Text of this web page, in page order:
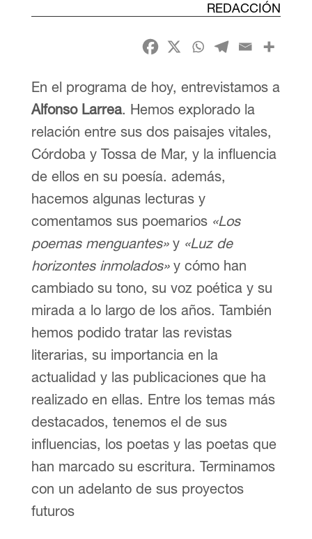
REDACCIÓN
En el programa de hoy, entrevistamos a
Alfonso Larrea. Hemos explorado la
relación entre sus dos paisajes vitales,
Córdoba y Tossa de Mar, y la influencia
de ellos en su poesía. además,
hacemos algunas lecturas y
comentamos sus poemarios «Los
poemas menguantes»y «Luz de
horizontes inmolados» y cómo han
cambiado su tono, su voz poética y su
mirada a lo largo de los años. También
hemos podido tratar las revistas
literarias, su importancia en la
actualidad y las publicaciones que ha
realizado en ellas. Entre los temas más
destacados, tenemos el de sus
influencias, los poetas y las poetas que
han marcado su escritura. Terminamos
con un adelanto de sus proyectos
futuros